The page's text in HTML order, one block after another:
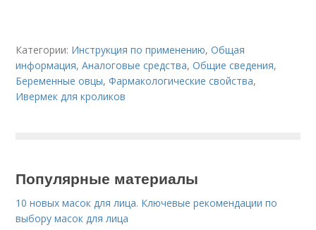
Категории: Инструкция по применению,Общая
информация,Аналоговые средства,Общие сведения,
Беременные овцы,Фармакологические свойства,
Ивермек для кроликов
Популярные материалы
10 новых масок для лица. Ключевые рекомендации по
выбору масок для лица